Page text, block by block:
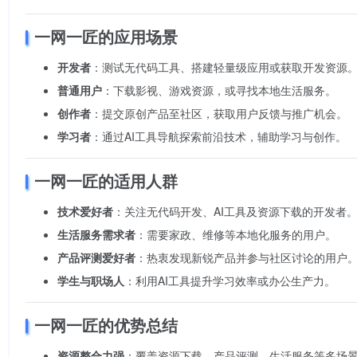
一网一匠的应用场景
开发者 ：测试无代码工具、搭建轻量级应用或获取开发资源。
普通用户 ：下载影视、游戏资源，或寻找本地生活服务。
创作者 ：提交原创产品至社区，获取用户反馈与推广机会。
学习者 ：通过AI工具导航探索前沿技术，辅助学习与创作。
一网一匠的适用人群
技术爱好者 ：关注无代码开发、AI工具及资源下载的开发者。
生活服务需求者 ：需要家政、维修等本地化服务的用户。
产品评测爱好者 ：热衷发现新锐产品并参与社区讨论的用户。
学生与职场人 ：利用AI工具提升学习效率或办公生产力。
一网一匠的优势总结